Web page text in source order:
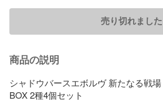
売り切れました
商品の説明
シャドウバースエボルヴ 新たなる戦
BOX 2種4個セット